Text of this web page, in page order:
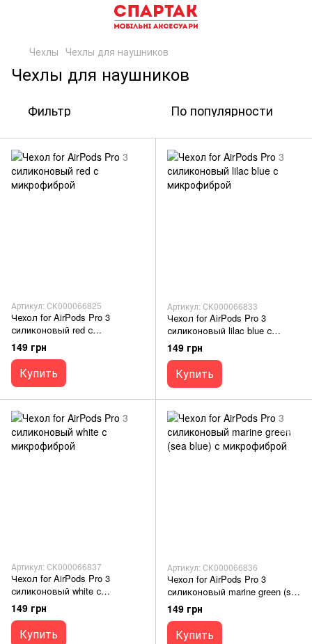
Чехлы Чехлы для наушников
Чехлы для наушников
Фильтр По популярности
Артикул: СК000066825
Чехол for AirPods Pro 3
силиконовый red с
микрофиброй
149 грн
Купить
Артикул: СК000066833
Чехол for AirPods Pro 3
силиконовый lilac blue с
микрофиброй
149 грн
Купить
Артикул: СК000066837
Чехол for AirPods Pro 3
силиконовый white с
микрофиброй
149 грн
Купить
Артикул: СК000066836
Чехол for AirPods Pro 3
силиконовый marine green (sea
blue) с микрофиброй
149 грн
Купить